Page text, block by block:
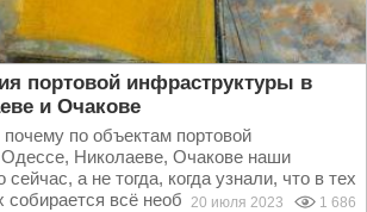
портовой инфраструктуры в
и Очакове
по объектам портовой
Николаеве, Очакове наши
сейчас, а не тогда, когда узнали, что в тех
собирается всё необходимое...
20 июля 2023 1 686